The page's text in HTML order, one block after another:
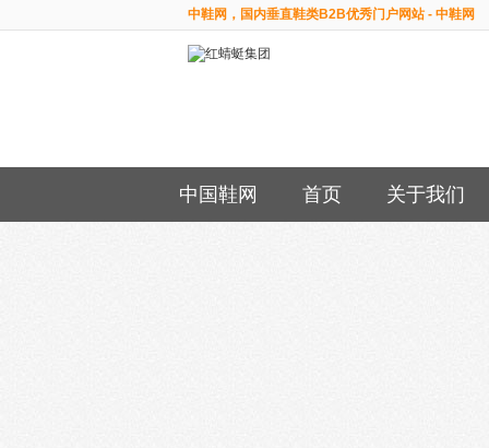
中鞋网，国内垂直鞋类B2B优秀门户网站 - 中鞋网
中国鞋网 首页 关于我们